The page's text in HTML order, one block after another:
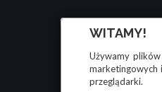
WITAMY!
Używamy
marketingowych
przeglądarki.